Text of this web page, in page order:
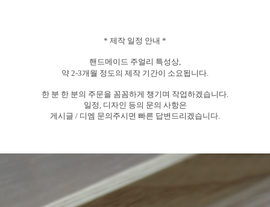
* 제작 일정 안내 *
핸드메이드 주얼리 특성상,
약 2-3개월 정도의 제작 기간이 소요됩니다.
한 분 한 분의 주문을 꼼꼼하게 챙기며 작업하겠습니다.
일정, 디자인 등의 문의 사항은
게시글 / 디엠 문의주시면 빠른 답변드리겠습니다.